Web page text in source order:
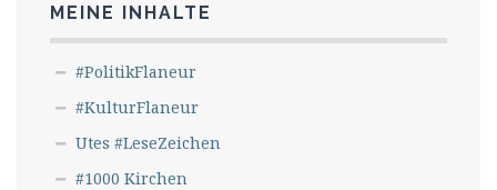
MEINE INHALTE
#PolitikFlaneur
#KulturFlaneur
Utes #LeseZeichen
#1000 Kirchen